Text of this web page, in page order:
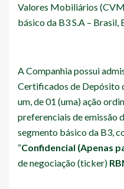
Valores Mobiliários
básico da B3 S.A – Brasil,
A Companhia possui
Certificados de Depósito
um, de 01 (uma) ação
preferenciais de emissão
segmento básico da B3,
“Confidencial (Apenas
de negociação (ticker)